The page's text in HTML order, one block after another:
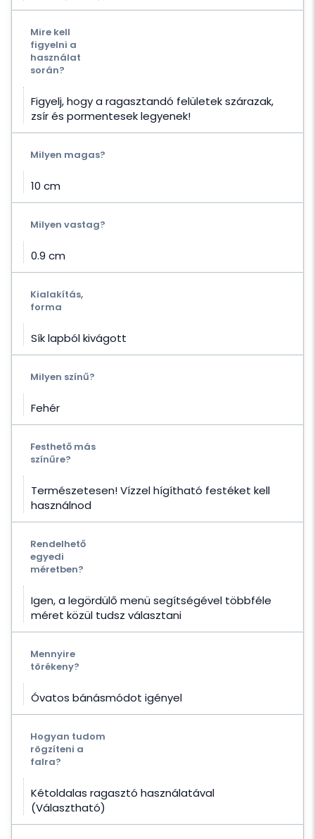
Mire kell
figyelni a
használat
során?
Figyelj, hogy a ragasztandó felületek szárazak,
zsír és pormentesek legyenek!
Milyen magas?
10 cm
Milyen vastag?
0.9 cm
Kialakítás,
forma
Sík lapból kivágott
Milyen színű?
Fehér
Festhető más
színűre?
Természetesen! Vízzel hígítható festéket kell
használnod
Rendelhető
egyedi
méretben?
Igen, a legördülő menü segítségével többféle
méret közül tudsz választani
Mennyire
törékeny?
Óvatos bánásmódot igényel
Hogyan tudom
rögzíteni a
falra?
Kétoldalas ragasztó használatával
(Választható)